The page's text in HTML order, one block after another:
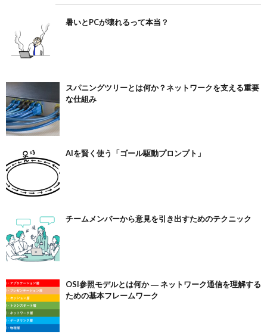
暑いとPCが壊れるって本当？
スパニングツリーとは何か？ネットワークを支える重要
な仕組み
AIを賢く使う「ゴール駆動プロンプト」
チームメンバーから意見を引き出すためのテクニック
OSI参照モデルとは何か ― ネットワーク通信を理解する
ための基本フレームワーク